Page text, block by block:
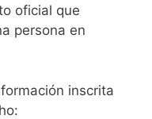
oficial que
persona en
inscrita